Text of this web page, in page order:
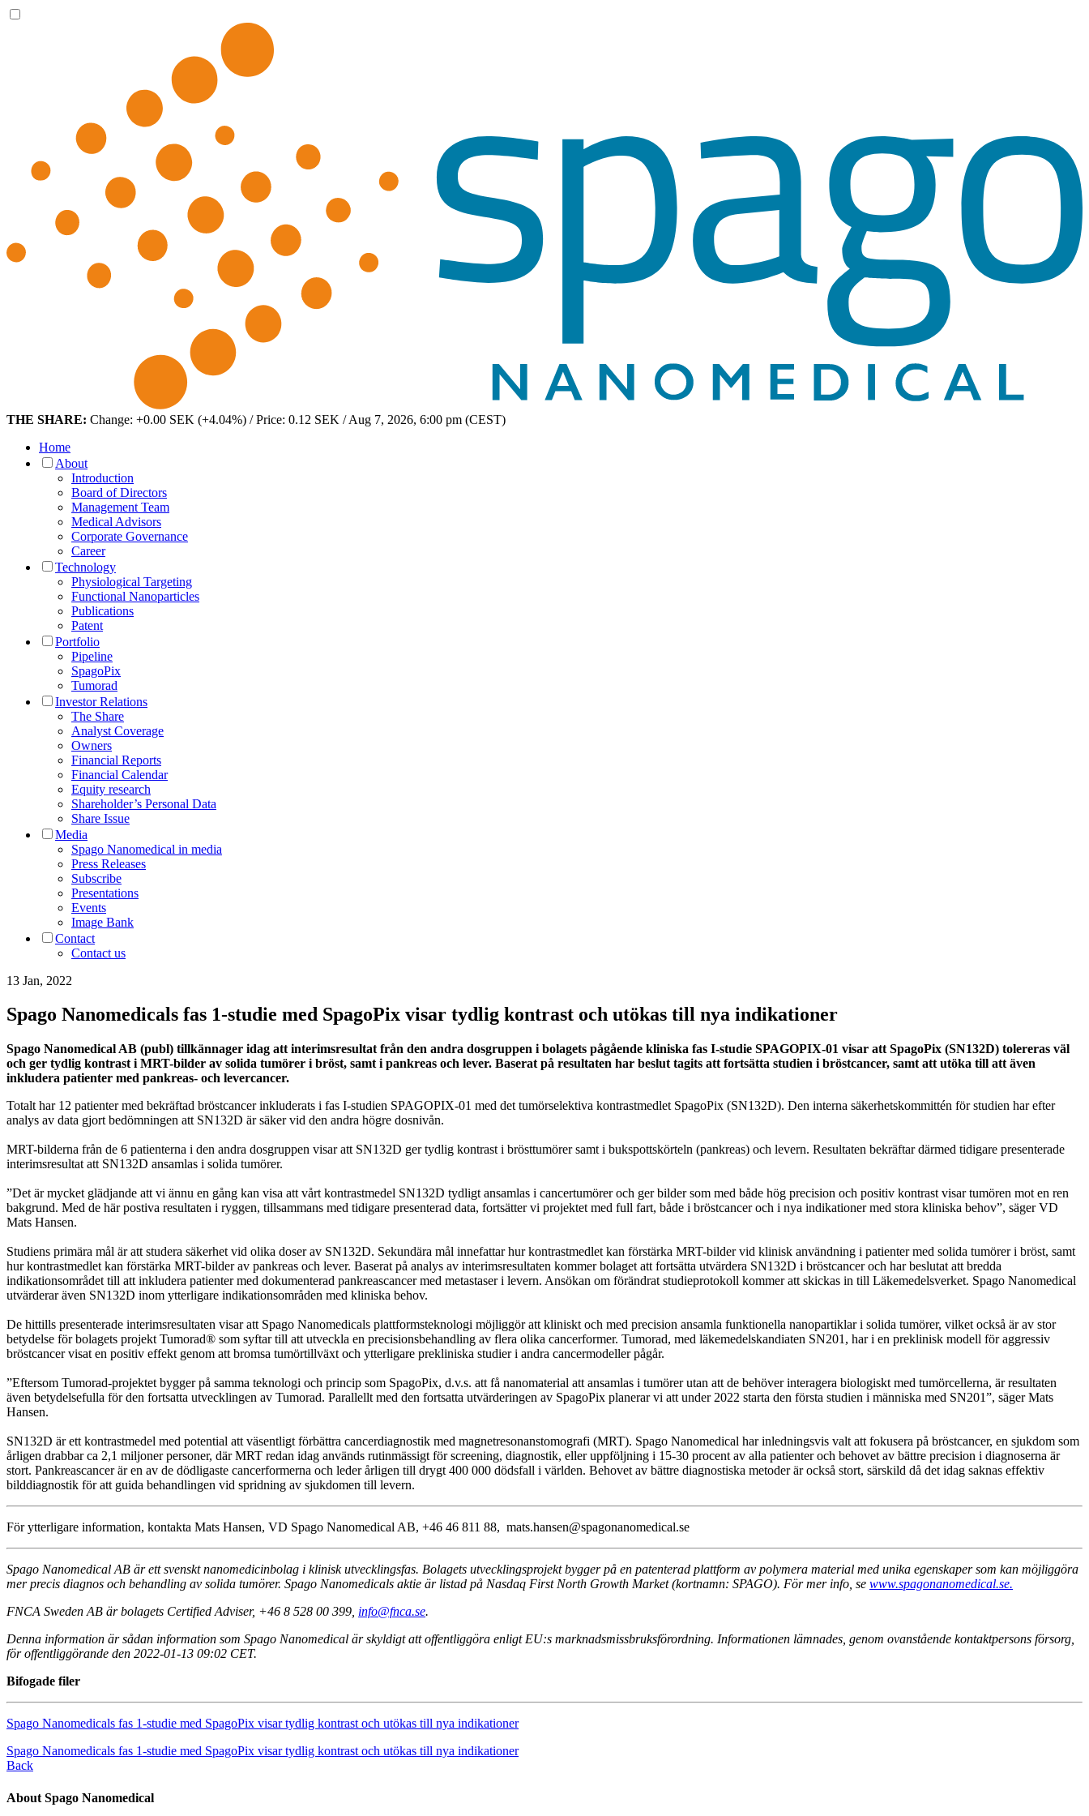
THE SHARE: Change: +0.00 SEK (+4.04%) / Price: 0.12 SEK / Aug 7, 2026, 6:00 pm (CEST)
Home
About
Introduction
Board of Directors
Management Team
Medical Advisors
Corporate Governance
Career
Technology
Physiological Targeting
Functional Nanoparticles
Publications
Patent
Portfolio
Pipeline
SpagoPix
Tumorad
Investor Relations
The Share
Analyst Coverage
Owners
Financial Reports
Financial Calendar
Equity research
Shareholder’s Personal Data
Share Issue
Media
Spago Nanomedical in media
Press Releases
Subscribe
Presentations
Events
Image Bank
Contact
Contact us
13 Jan, 2022
Spago Nanomedicals fas 1-studie med SpagoPix visar tydlig kontrast och utökas till nya indikationer
Spago Nanomedical AB (publ) tillkännager idag att interimsresultat från den andra dosgruppen i bolagets pågående kliniska fas I-studie SPAGOPIX-01 visar att SpagoPix (SN132D) tolereras väl
och ger tydlig kontrast i MRT-bilder av solida tumörer i bröst, samt i pankreas och lever. Baserat på resultaten har beslut tagits att fortsätta studien i bröstcancer, samt att utöka till att även
inkludera patienter med pankreas- och levercancer.
Totalt har 12 patienter med bekräftad bröstcancer inkluderats i fas I-studien SPAGOPIX-01 med det tumörselektiva kontrastmedlet SpagoPix (SN132D). Den interna säkerhetskommittén för studien har efter
analys av data gjort bedömningen att SN132D är säker vid den andra högre dosnivån.
MRT-bilderna från de 6 patienterna i den andra dosgruppen visar att SN132D ger tydlig kontrast i brösttumörer samt i bukspottskörteln (pankreas) och levern. Resultaten bekräftar därmed tidigare presenterade
interimsresultat att SN132D ansamlas i solida tumörer.
”Det är mycket glädjande att vi ännu en gång kan visa att vårt kontrastmedel SN132D tydligt ansamlas i cancertumörer och ger bilder som med både hög precision och positiv kontrast visar tumören mot en ren
bakgrund. Med de här postiva resultaten i ryggen, tillsammans med tidigare presenterad data, fortsätter vi projektet med full fart, både i bröstcancer och i nya indikationer med stora kliniska behov”, säger VD
Mats Hansen.
Studiens primära mål är att studera säkerhet vid olika doser av SN132D. Sekundära mål innefattar hur kontrastmedlet kan förstärka MRT-bilder vid klinisk användning i patienter med solida tumörer i bröst, samt
hur kontrastmedlet kan förstärka MRT-bilder av pankreas och lever. Baserat på analys av interimsresultaten kommer bolaget att fortsätta utvärdera SN132D i bröstcancer och har beslutat att bredda
indikationsområdet till att inkludera patienter med dokumenterad pankreascancer med metastaser i levern. Ansökan om förändrat studieprotokoll kommer att skickas in till Läkemedelsverket. Spago Nanomedical
utvärderar även SN132D inom ytterligare indikationsområden med kliniska behov.
De hittills presenterade interimsresultaten visar att Spago Nanomedicals plattformsteknologi möjliggör att kliniskt och med precision ansamla funktionella nanopartiklar i solida tumörer, vilket också är av stor
betydelse för bolagets projekt Tumorad® som syftar till att utveckla en precisionsbehandling av flera olika cancerformer. Tumorad, med läkemedelskandiaten SN201, har i en preklinisk modell för aggressiv
bröstcancer visat en positiv effekt genom att bromsa tumörtillväxt och ytterligare prekliniska studier i andra cancermodeller pågår.
”Eftersom Tumorad-projektet bygger på samma teknologi och princip som SpagoPix, d.v.s. att få nanomaterial att ansamlas i tumörer utan att de behöver interagera biologiskt med tumörcellerna, är resultaten
även betydelsefulla för den fortsatta utvecklingen av Tumorad. Parallellt med den fortsatta utvärderingen av SpagoPix planerar vi att under 2022 starta den första studien i människa med SN201”, säger Mats
Hansen.
SN132D är ett kontrastmedel med potential att väsentligt förbättra cancerdiagnostik med magnetresonanstomografi (MRT). Spago Nanomedical har inledningsvis valt att fokusera på bröstcancer, en sjukdom som
årligen drabbar ca 2,1 miljoner personer, där MRT redan idag används rutinmässigt för screening, diagnostik, eller uppföljning i 15-30 procent av alla patienter och behovet av bättre precision i diagnoserna är
stort. Pankreascancer är en av de dödligaste cancerformerna och leder årligen till drygt 400 000 dödsfall i världen. Behovet av bättre diagnostiska metoder är också stort, särskild då det idag saknas effektiv
bilddiagnostik för att guida behandlingen vid spridning av sjukdomen till levern.
För ytterligare information, kontakta Mats Hansen, VD Spago Nanomedical AB, +46 46 811 88, mats.hansen@spagonanomedical.se
Spago Nanomedical AB är ett svenskt nanomedicinbolag i klinisk utvecklingsfas. Bolagets utvecklingsprojekt bygger på en patenterad plattform av polymera material med unika egenskaper som kan möjliggöra
mer precis diagnos och behandling av solida tumörer. Spago Nanomedicals aktie är listad på Nasdaq First North Growth Market (kortnamn: SPAGO). För mer info, se www.spagonanomedical.se.
FNCA Sweden AB är bolagets Certified Adviser, +46 8 528 00 399, info@fnca.se.
Denna information är sådan information som Spago Nanomedical är skyldigt att offentliggöra enligt EU:s marknadsmissbruksförordning. Informationen lämnades, genom ovanstående kontaktpersons försorg,
för offentliggörande den 2022-01-13 09:02 CET.
Bifogade filer
Spago Nanomedicals fas 1-studie med SpagoPix visar tydlig kontrast och utökas till nya indikationer
Spago Nanomedicals fas 1-studie med SpagoPix visar tydlig kontrast och utökas till nya indikationer
Back
About Spago Nanomedical